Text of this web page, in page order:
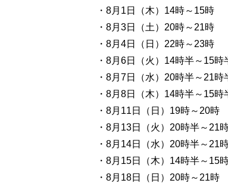
・8月1日（木）14時～15時
・8月3日（土）20時～21時
・8月4日（日）22時～23時
・8月6日（火）14時半～15時
・8月7日（水）20時半～21時
・8月8日（木）14時半～15時
・8月11日（日）19時～20時
・8月13日（火）20時半～21
・8月14日（水）20時半～21
・8月15日（木）14時半～15
・8月18日（日）20時～21時